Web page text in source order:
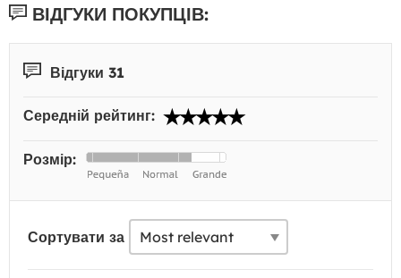
ВІДГУКИ ПОКУПЦІВ:
Відгуки 31
Середній рейтинг:
Розмір:
Сортувати за